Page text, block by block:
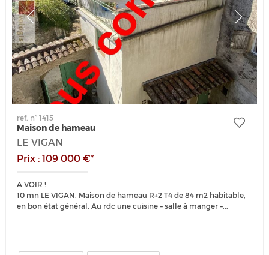
ref. n° 1415
Maison de hameau
LE VIGAN
Prix : 109 000 €*
A VOIR !
10 mn LE VIGAN. Maison de hameau R+2 T4 de 84 m2 habitable,
en bon état général. Au rdc une cuisine – salle à manger –...